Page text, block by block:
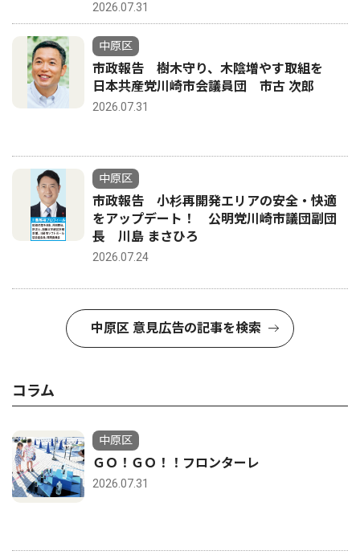
2026.07.31
中原区
市政報告 樹木守り、木陰増やす取組を
日本共産党川崎市会議員団 市古 次郎
2026.07.31
中原区
市政報告 小杉再開発エリアの安全・快適
をアップデート！ 公明党川崎市議団副団
長 川島 まさひろ
2026.07.24
中原区 意見広告の記事を検索
コラム
中原区
ＧＯ！ＧＯ！！フロンターレ
2026.07.31